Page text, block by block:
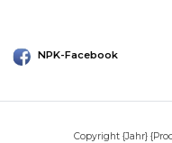
NPK-Facebook
Copyright {Jahr}